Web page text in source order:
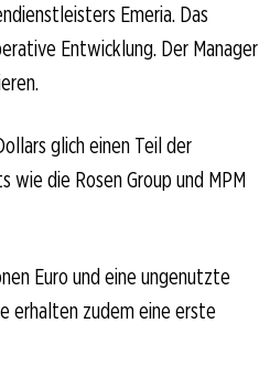
Emeria. Das
Entwicklung. Der Manager
glich einen Teil der
die Rosen Group und MPM
Euro und eine ungenutzte
erhalten zudem eine erste